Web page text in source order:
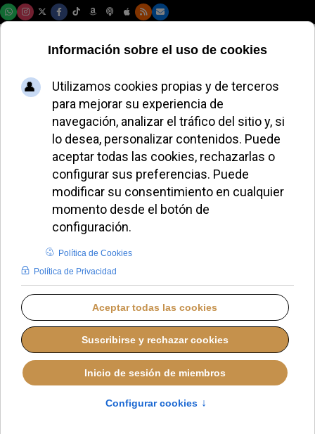
Oleada de robos en
iglesias de
Barcelona: 36
asaltos en solo
treinta meses
JUEVES, 09 JULIO 2026 11:45